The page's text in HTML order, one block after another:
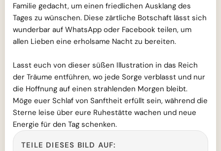
Familie gedacht, um einen friedlichen Ausklang des
Tages zu wünschen. Diese zärtliche Botschaft lässt sich
wunderbar auf WhatsApp oder Facebook teilen, um
allen Lieben eine erholsame Nacht zu bereiten.
Lasst euch von dieser süßen Illustration in das Reich
der Träume entführen, wo jede Sorge verblasst und nur
die Hoffnung auf einen strahlenden Morgen bleibt.
Möge euer Schlaf von Sanftheit erfüllt sein, während die
Sterne leise über eure Ruhestätte wachen und neue
Energie für den Tag schenken.
TEILE DIESES BILD AUF: